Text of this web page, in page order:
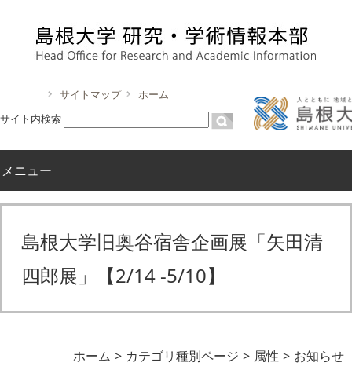
サイトマップ
ホーム
サイト内検索
メニュー
島根大学旧奥谷宿舎企画展「矢田清
四郎展」【2/14 -5/10】
ホーム カテゴリ種別ページ 属性
お知らせ